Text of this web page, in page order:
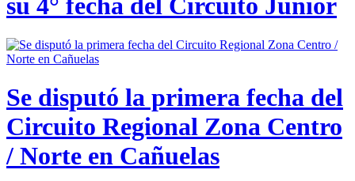
Se disputó la primera fecha del
Circuito Regional Zona Centro
/ Norte en Cañuelas